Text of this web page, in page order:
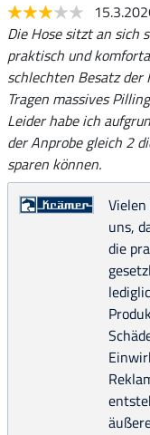
Die Hose sitzt an sich
praktisch und
schlechten Besatz der
Tragen massives
Leider habe ich
der Anprobe gleich 2
sparen können.
uns,
die